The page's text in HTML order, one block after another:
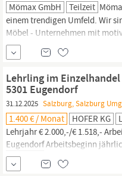
Mömax GmbH Teilzeit
einem trendigen Umfeld. Wir
Möbel - Unternehmen mit
allen unseren Mitarbeiter/
Ausbildungs­pro­gramme, gute
Arbeitsplätze. All dies zeichnet
Benefits: Interessante...
Lehrling im
5301 Eugendorf
31.12.2025 Salzburg, Salzburg
1.400 € / Monat HOFER KG
Lehrjahr € 2.000,-/€ 1.518,-
Eugendorf​​Arbeitsbeginn
Jetzt online bewerben und
Lebenslauf Zeugnis letzte